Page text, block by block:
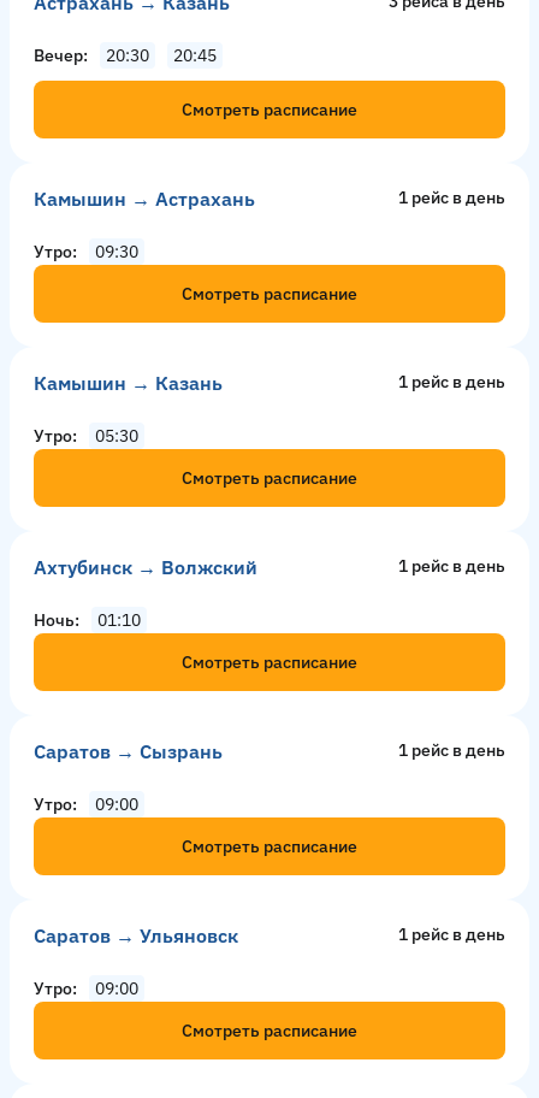
Вечер 20:30 20:45
Смотреть расписание
Камышин → Астрахань 1 рейс в день
Утро
09:30
Смотреть расписание
Камышин → Казань 1 рейс в день
Утро
05:30
Смотреть расписание
Ахтубинск → Волжский 1 рейс в день
Ночь
01:10
Смотреть расписание
Саратов → Сызрань 1 рейс в день
Утро
09:00
Смотреть расписание
Саратов → Ульяновск 1 рейс в день
Утро
09:00
Смотреть расписание